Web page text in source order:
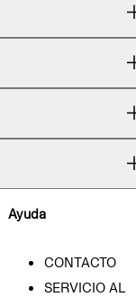
Ayuda
CONTACTO
SERVICIO AL